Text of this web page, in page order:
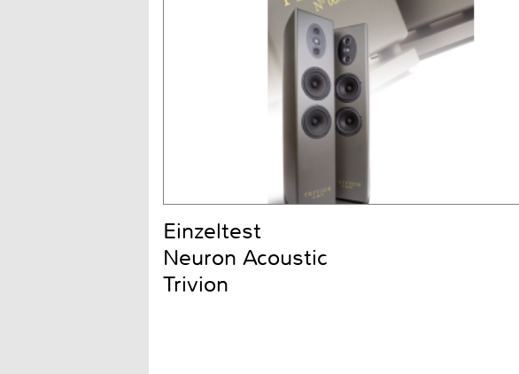
Einzeltest
Neuron Acoustic
Trivion